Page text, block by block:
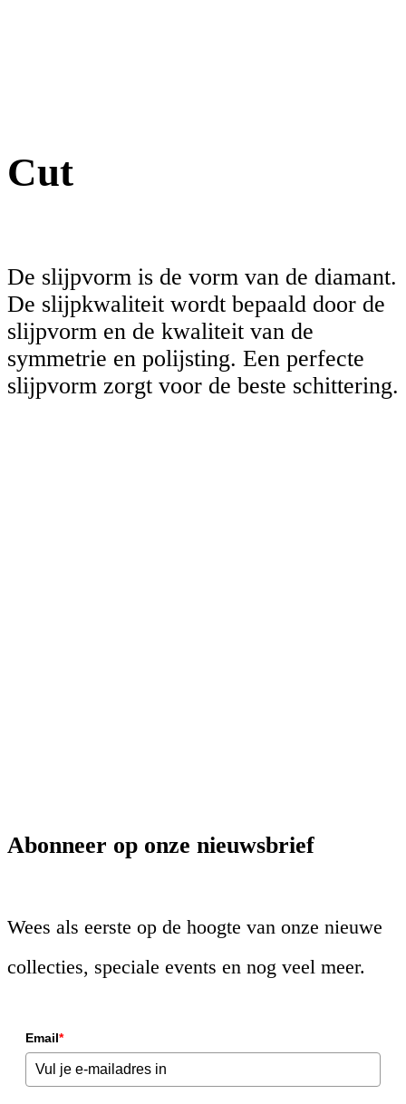
Cut
De slijpvorm is de vorm van de diamant.
De slijpkwaliteit wordt bepaald door de
slijpvorm en de kwaliteit van de
symmetrie en polijsting. Een perfecte
slijpvorm zorgt voor de beste schittering.
Abonneer op onze nieuwsbrief
Wees als eerste op de hoogte van onze nieuwe
collecties, speciale events en nog veel meer.
Email*